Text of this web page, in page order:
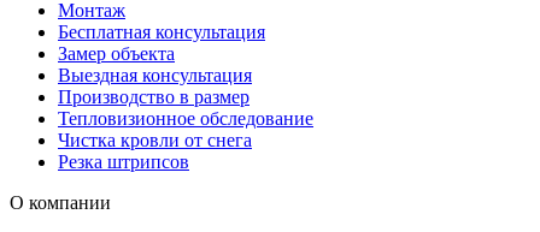
Монтаж
Бесплатная консультация
Замер объекта
Выездная консультация
Производство в размер
Тепловизионное обследование
Чистка кровли от снега
Резка штрипсов
О компании